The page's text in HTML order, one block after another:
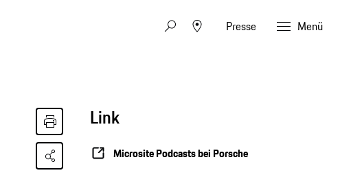
Presse Menü
Link
Microsite Podcasts bei Porsche